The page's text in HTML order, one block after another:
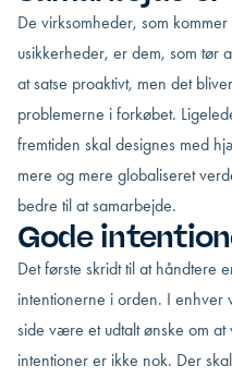
De virksomheder, som
usikkerheder, er dem, som
at satse proaktivt, men det
problemerne i forkøbet.
fremtiden skal designes med
mere og mere globaliseret
bedre til at samarbejde.
Gode
Det første skridt til at håndtere
intentionerne i orden. I enhver
side være et udtalt ønske om
intentioner er ikke nok. Der